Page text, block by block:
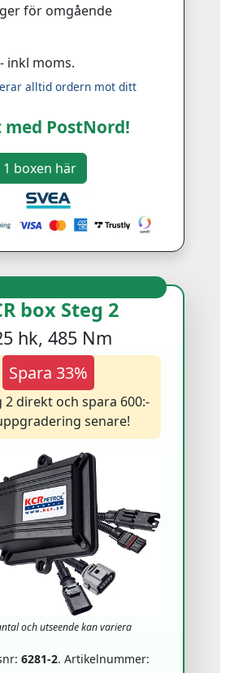
för omgående
inkl moms.
alltid ordern mot ditt
PostNord!
box Steg 2
hk, 485 Nm
Spara 33%
2 direkt och spara 600:-
senare!
och utseende kan variera
6281-2. Artikelnummer: